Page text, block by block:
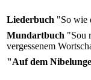
Liederbuch "So wie
Mundartbuch "Sou
vergessenem
"Auf dem